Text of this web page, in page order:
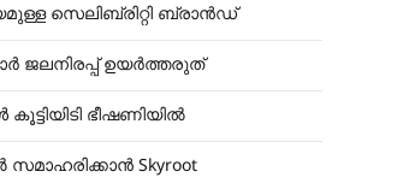
സെലിബ്രിറ്റി ബ്രാൻഡ്
ജലനിരപ്പ് ഉയർത്തരുത്
ഭീഷണിയിൽ
സമാഹരിക്കാൻ Skyroot